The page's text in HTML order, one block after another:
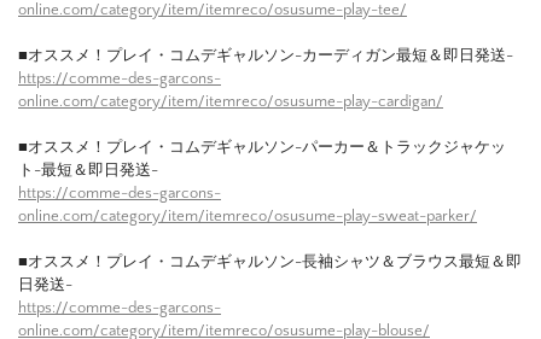
online.com/category/item/itemreco/osusume-play-tee/
■オススメ！プレイ・コムデギャルソン-カーディガン最短＆即日発送-
https://comme-des-garcons-
online.com/category/item/itemreco/osusume-play-cardigan/
■オススメ！プレイ・コムデギャルソン-パーカー＆トラックジャケッ
ト-最短＆即日発送-
https://comme-des-garcons-
online.com/category/item/itemreco/osusume-play-sweat-parker/
■オススメ！プレイ・コムデギャルソン-長袖シャツ＆ブラウス最短＆即
日発送-
https://comme-des-garcons-
online.com/category/item/itemreco/osusume-play-blouse/